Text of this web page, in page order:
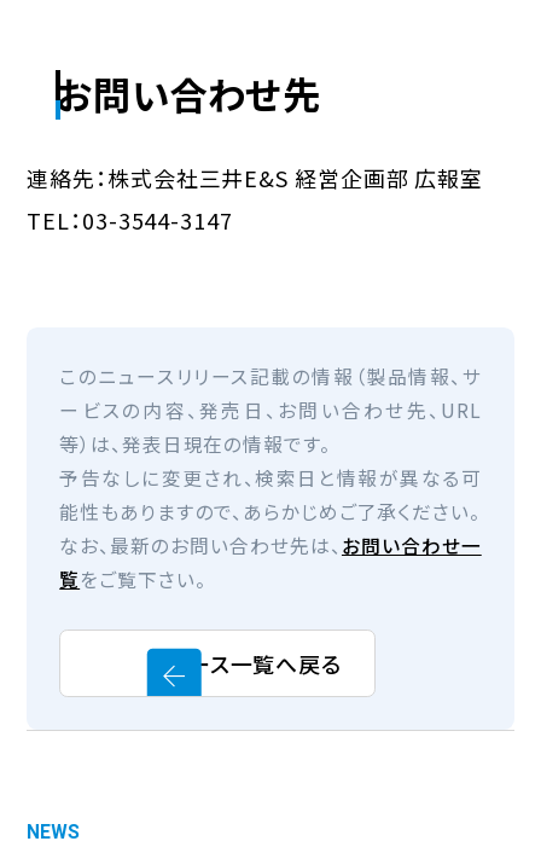
お問い合わせ先
連絡先：株式会社三井E&S 経営企画部 広報室
TEL：03-3544-3147
このニュースリリース記載の情報（製品情報、サ
ービスの内容、発売日、お問い合わせ先、URL
等）は、発表日現在の情報です。
予告なしに変更され、検索日と情報が異なる可
能性もありますので、あらかじめご了承ください。
なお、最新のお問い合わせ先は、 お問い合わせ一
覧をご覧下さい。
ニュース一覧へ戻る
NEWS